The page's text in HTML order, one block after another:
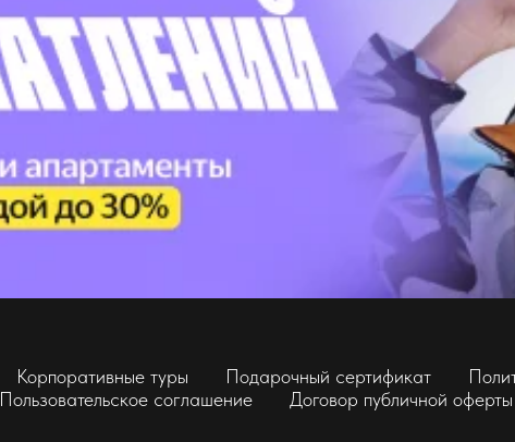
Корпоративные туры Подарочный сертификат
Пользовательское соглашение
Договор публичной оферты